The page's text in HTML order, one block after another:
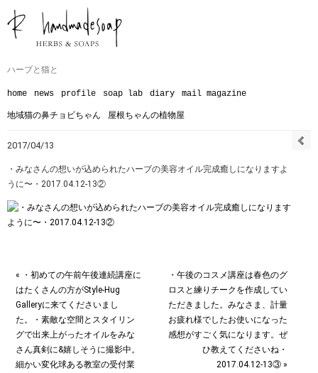
ハーブと猫と
home news profile soap lab diary mail magazine
地域猫の鼻チョビちゃん 屋根ちゃんの植物屋
2017/04/13
・みなさんの想いが込められたハーブの美容オイル完成癒しになりますよ
うに〜︎・2017.04.12-13②
« ・初めての午前午後連続講座に
はたくさんの方がStyle-Hug
Galleryに来てくださいまし
た。・素敵な空間とスタイリン
グで出来上がったオイルをみな
さん真剣に&嬉しそうに撮影中。
細かい変化球ある教室の受付業
・午後のコスメ講座は春色のグ
ロスと練りチークを作成してい
ただきました。みなさま、計量
お疲れ様でした︎お使いになった
感想がすごく気になります。ぜ
ひ教えてくださいね・
2017.04.12-13③ »